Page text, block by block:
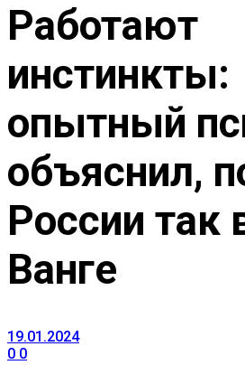
Работают
инстинкты:
опытный
объяснил,
России так
Ванге
19.01.2024
0 0